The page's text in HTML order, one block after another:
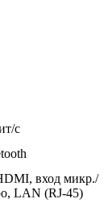
c
вход микр./
LAN (RJ-45)